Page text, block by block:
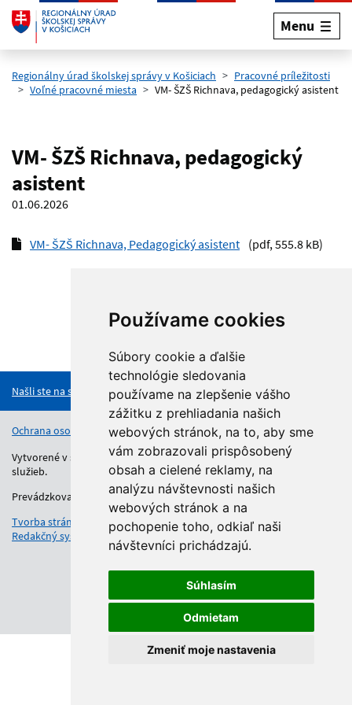
Používame cookies
Súbory cookie a ďalšie
technológie sledovania
používame na zlepšenie vášho
zážitku z prehliadania našich
webových stránok, na to, aby sme
vám zobrazovali prispôsobený
obsah a cielené reklamy, na
analýzu návštevnosti našich
webových stránok a na
pochopenie toho, odkiaľ naši
návštevníci prichádzajú.
Súhlasím
Odmietam
Zmeniť moje nastavenia
Preskočiť na hlavný obsah
Menu
Regionálny úrad školskej správy v Košiciach
Pracovné príležitosti
Voľné pracovné miesta
VM- ŠZŠ Richnava, pedagogický asistent
VM- ŠZŠ Richnava, pedagogický
asistent
01.06.2026
VM- ŠZŠ Richnava, Pedagogický asistent (pdf, 555.8 kB)
Našli ste na stránke chybu?
Ochrana osobných údajov Vyhlásenie o prístupnosti
Kontakt
Vytvorené v súlade s Jednotným dizajn manuálom elektronických
služieb.
Prevádzkovateľom služby je Regionálny úrad školskej správy.
Tvorba stránok
: Aglo Solutions
Redakčný systém
: SysCom